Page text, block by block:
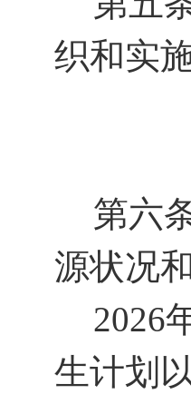
织和实
第六
源状况
2026
生计划